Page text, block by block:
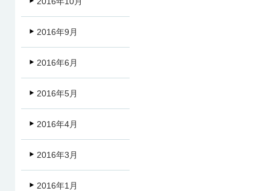
2016年9月
2016年6月
2016年5月
2016年4月
2016年3月
2016年1月